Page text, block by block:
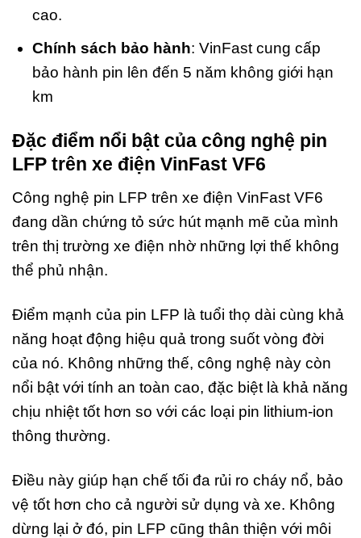
cao.
Chính sách bảo hành: VinFast cung cấp
bảo hành pin lên đến 5 năm không giới hạn
km
Đặc điểm nổi bật của công nghệ pin
LFP trên xe điện VinFast VF6
Công nghệ pin LFP trên xe điện VinFast VF6
đang dần chứng tỏ sức hút mạnh mẽ của mình
trên thị trường xe điện nhờ những lợi thế không
thể phủ nhận.
Điểm mạnh của pin LFP là tuổi thọ dài cùng khả
năng hoạt động hiệu quả trong suốt vòng đời
của nó. Không những thế, công nghệ này còn
nổi bật với tính an toàn cao, đặc biệt là khả năng
chịu nhiệt tốt hơn so với các loại pin lithium-ion
thông thường.
Điều này giúp hạn chế tối đa rủi ro cháy nổ, bảo
vệ tốt hơn cho cả người sử dụng và xe. Không
dừng lại ở đó, pin LFP cũng thân thiện với môi